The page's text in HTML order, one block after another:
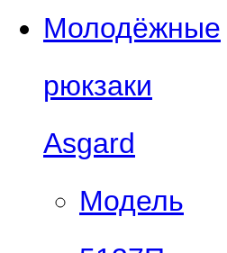
Молодёжные
рюкзаки
Asgard
Модель